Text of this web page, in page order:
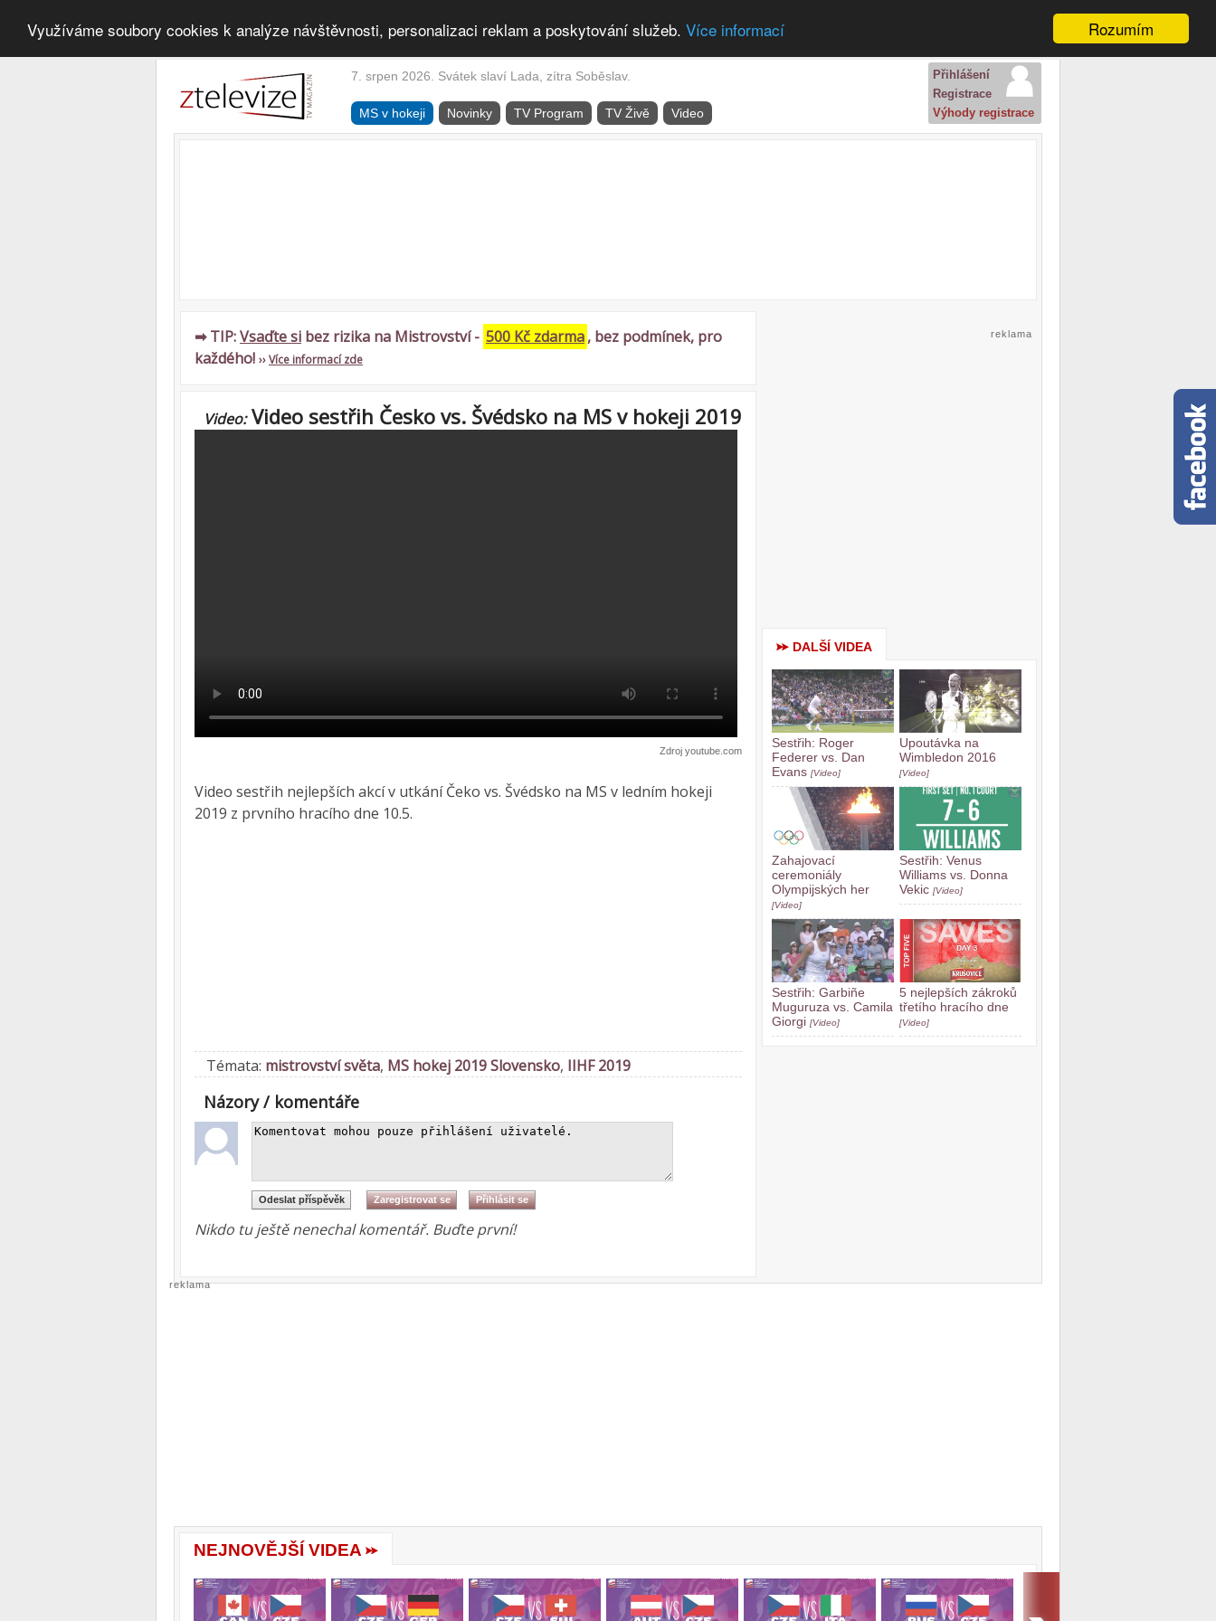
Rozumím
Využíváme soubory cookies k analýze návštěvnosti, personalizaci reklam a poskytování služeb. Více informací
7. srpen 2026. Svátek slaví Lada, zítra Soběslav.
MS v hokeji Novinky TV Program TV Živě Video
Přihlášení
Registrace
Výhody registrace
reklama
DALŠÍ VIDEA
Sestřih: Roger
Federer vs. Dan
Evans [Video]
Upoutávka na
Wimbledon 2016
[Video]
Zahajovací
ceremoniály
Olympijských her
[Video]
Sestřih: Venus
Williams vs. Donna
Vekic [Video]
Sestřih: Garbiñe
Muguruza vs. Camila
Giorgi [Video]
5 nejlepších zákroků
třetího hracího dne
[Video]
➡ TIP:Vsaďte si bez rizika na Mistrovství - 500 Kč zdarma, bez podmínek, pro
každého! ››Více informací zde
Video:Video sestřih Česko vs. Švédsko na MS v hokeji 2019
Zdroj youtube.com
Video sestřih nejlepších akcí v utkání Čeko vs. Švédsko na MS v ledním hokeji
2019 z prvního hracího dne 10.5.
Témata: mistrovství světa, MS hokej 2019 Slovensko, IIHF 2019
Názory / komentáře
Nikdo tu ještě nenechal komentář. Buďte první!
reklama
NEJNOVĚJŠÍ VIDEA